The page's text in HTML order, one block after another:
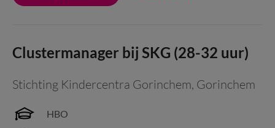
Clustermanager bij SKG (28-32 uur)
Stichting Kindercentra Gorinchem, Gorinchem
HBO